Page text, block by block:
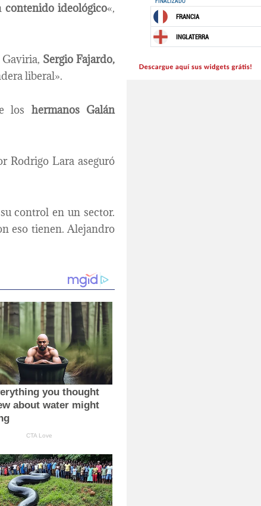
contenido ideológico«,
Sergio Fajardo,
liberal».
los hermanos Galán
Rodrigo Lara aseguró
control en un sector.
eso tienen. Alejandro